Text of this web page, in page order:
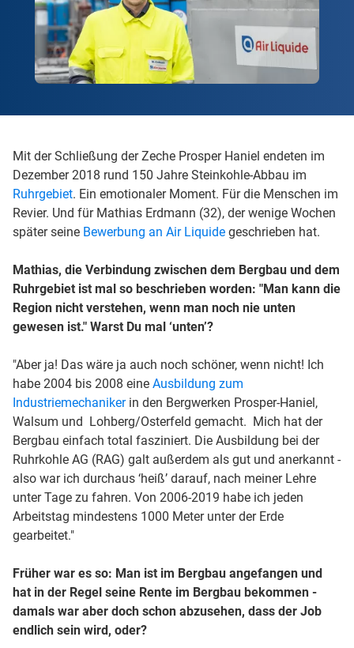
Mit der Schließung der Zeche Prosper Haniel endeten im
Dezember 2018 rund 150 Jahre Steinkohle-Abbau im
Ruhrgebiet. Ein emotionaler Moment. Für die Menschen im
Revier. Und für Mathias Erdmann (32), der wenige Wochen
später seine Bewerbung an Air Liquide geschrieben hat.
Mathias, die Verbindung zwischen dem Bergbau und dem
Ruhrgebiet ist mal so beschrieben worden: "Man kann die
Region nicht verstehen, wenn man noch nie unten
gewesen ist." Warst Du mal ‘unten’?
"Aber ja! Das wäre ja auch noch schöner, wenn nicht! Ich
habe 2004 bis 2008 eine Ausbildung zum
Industriemechanikerin den Bergwerken Prosper-Haniel,
Walsum und Lohberg/Osterfeld gemacht. Mich hat der
Bergbau einfach total fasziniert. Die Ausbildung bei der
Ruhrkohle AG (RAG) galt außerdem als gut und anerkannt -
also war ich durchaus ‘heiß’ darauf, nach meiner Lehre
unter Tage zu fahren. Von 2006-2019 habe ich jeden
Arbeitstag mindestens 1000 Meter unter der Erde
gearbeitet."
Früher war es so: Man ist im Bergbau angefangen und
hat in der Regel seine Rente im Bergbau bekommen -
damals war aber doch schon abzusehen, dass der Job
endlich sein wird, oder?